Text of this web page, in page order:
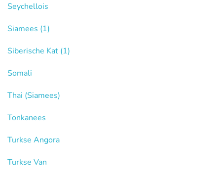
Seychellois
Siamees (1)
Siberische Kat (1)
Somali
Thai (Siamees)
Tonkanees
Turkse Angora
Turkse Van